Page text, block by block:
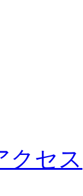
クセス